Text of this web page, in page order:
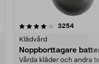
3254
Klädvård
Noppborttagare
Vårda kläder och andra
4.5av 5 stjärnor